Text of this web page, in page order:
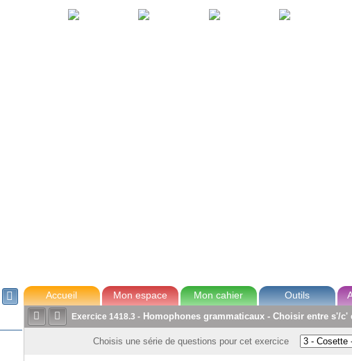
avec Zoé Tom Lou Max
 Accueil Mon espace Mon cahier Outils
  Exercice 1418.3 - Homophones grammaticaux - Choisir entre s'/c'
Choisis une série de questions pour cet exercice